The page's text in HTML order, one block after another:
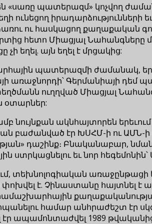
«սառը պատերազմ» կոչվող
ունեցող
ու հասկացող
հետո Միացյալ Նահանգները
եղել. այն եղել է մրցակից:
պատերազմի ժամանակ,
առաջնորդի՝ Գերմանիայի դեմ
ուղղված Միացյալ
օտարներ:
ակնհայտորեն
էր ԽՍՀՄ-ի ու ԱՄՆ-ի
դաշինք։ Բնականաբար,
ստրկացնելու եւ նոր
տեխնոլոգիական առաջընթացի
է. Չինաստանը հայտնել է
քաղաքականության
համար անհրաժեշտ էր
էր ապամոնտաժվել 1989